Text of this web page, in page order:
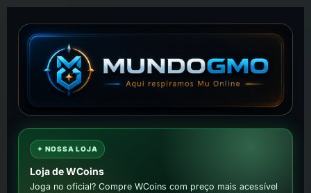
✦ NOSSA LOJA
Loja de WCoins
Joga no oficial? Compre WCoins com preço mais acessível